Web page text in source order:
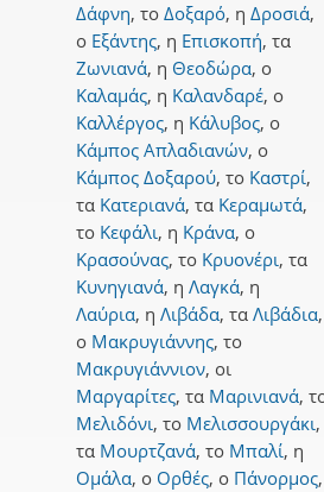
Δάφνη, το Δοξαρό, η Δροσιά,
ο Εξάντης, η Επισκοπή, τα
Ζωνιανά, η Θεοδώρα, ο
Καλαμάς, η Καλανδαρέ, ο
Καλλέργος, η Κάλυβος, ο
Κάμπος Απλαδιανών, ο
Κάμπος Δοξαρού, το Καστρί,
τα Κατεριανά, τα Κεραμωτά,
το Κεφάλι, η Κράνα, ο
Κρασούνας, το Κρυονέρι, τα
Κυνηγιανά, η Λαγκά, η
Λαύρια, η Λιβάδα, τα Λιβάδια,
ο Μακρυγιάννης, το
Μακρυγιάννιον, οι
Μαργαρίτες, τα Μαρινιανά,
Μελιδόνι, το Μελισσουργάκι,
τα Μουρτζανά, το Μπαλί, η
Ομάλα, ο Ορθές, ο Πάνορμος,